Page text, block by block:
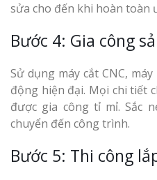
sửa cho đến khi hoàn toàn
Bước 4: Gia công
Sử dụng máy cắt CNC,
động hiện đại. Mọi chi tiết
được gia công tỉ mỉ. Sắc
chuyển đến công trình.
Bước 5: Thi công